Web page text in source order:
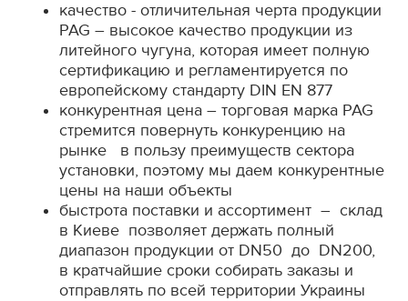
качество - отличительная черта продукции
PAG – высокое качество продукции из
литейного чугуна, которая имеет полную
сертификацию и регламентируется по
европейскому стандарту DIN EN 877
конкурентная цена – торговая марка PAG
стремится повернуть конкуренцию на
рынке в пользу преимуществ сектора
установки, поэтому мы даем конкурентные
цены на наши объекты
быстрота поставки и ассортимент – склад
в Киеве позволяет держать полный
диапазон продукции от DN50 до DN200,
в кратчайшие сроки собирать заказы и
отправлять по всей территории Украины